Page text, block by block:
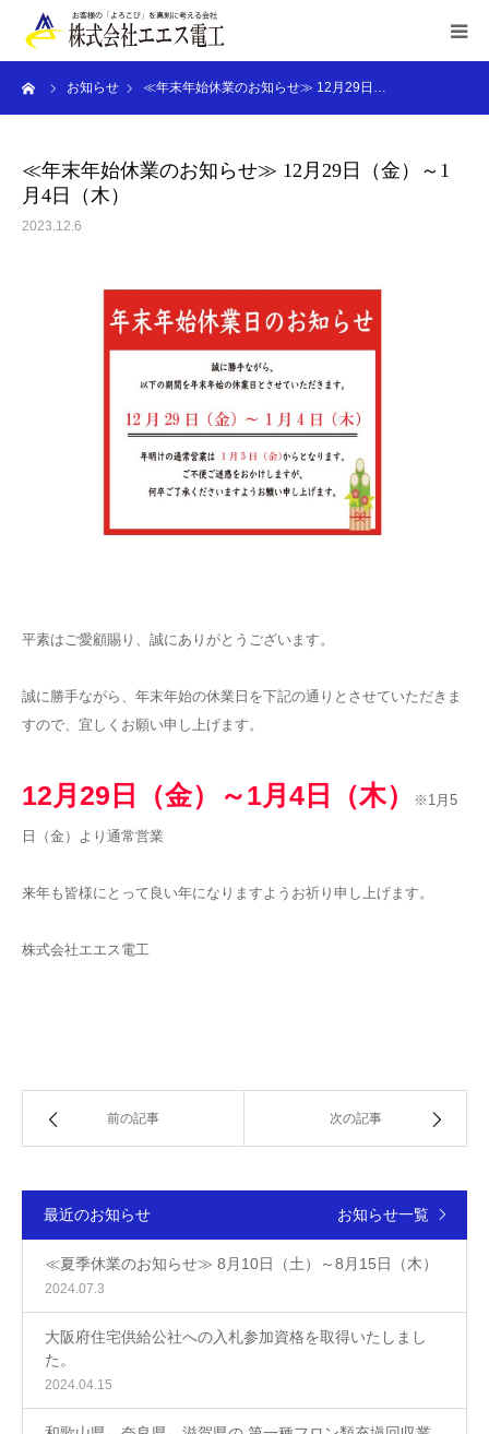
お知らせ ≪年末年始休業のお知らせ≫ 12月29日…
≪年末年始休業のお知らせ≫ 12月29日（金）～1
月4日（木）
2023.12.6
平素はご愛顧賜り、誠にありがとうございます。
誠に勝手ながら、年末年始の休業日を下記の通りとさせていただきま
すので、宜しくお願い申し上げます。
12月29日（金）～1月4日（木） ※1月5
日（金）より通常営業
来年も皆様にとって良い年になりますようお祈り申し上げます。
株式会社エエス電工
前の記事 次の記事
最近のお知らせ お知らせ一覧
≪夏季休業のお知らせ≫ 8月10日（土）～8月15日（木）
2024.07.3
大阪府住宅供給公社への入札参加資格を取得いたしまし
た。
2024.04.15
HOME
業務内容